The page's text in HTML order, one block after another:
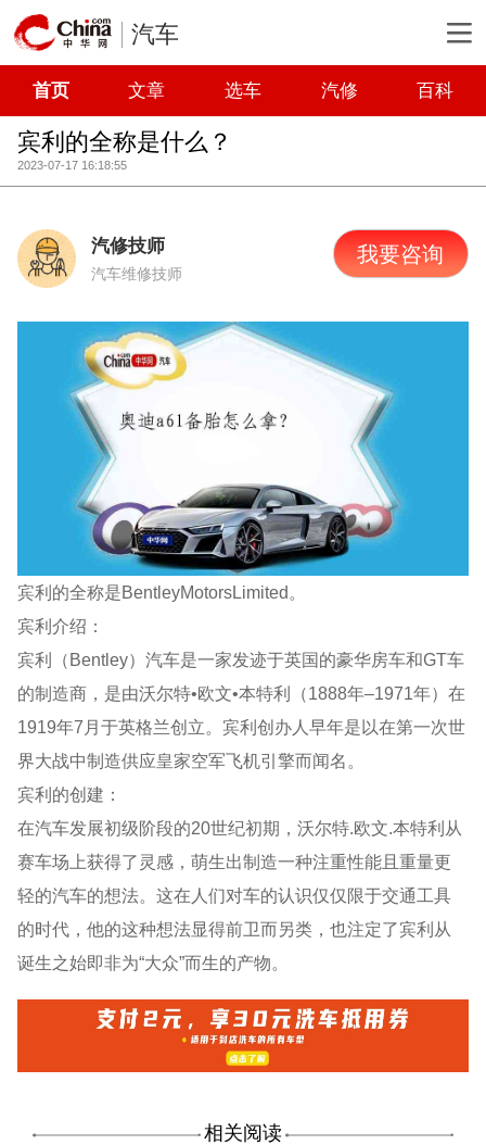
汽车
首页 文章 选车 汽修 百科
宾利的全称是什么？
2023-07-17 16:18:55
汽修技师
汽车维修技师
我要咨询
宾利的全称是BentleyMotorsLimited。
宾利介绍：
宾利（Bentley）汽车是一家发迹于英国的豪华房车和GT车
的制造商，是由沃尔特•欧文•本特利（1888年–1971年）在
1919年7月于英格兰创立。宾利创办人早年是以在第一次世
界大战中制造供应皇家空军飞机引擎而闻名。
宾利的创建：
在汽车发展初级阶段的20世纪初期，沃尔特.欧文.本特利从
赛车场上获得了灵感，萌生出制造一种注重性能且重量更
轻的汽车的想法。这在人们对车的认识仅仅限于交通工具
的时代，他的这种想法显得前卫而另类，也注定了宾利从
诞生之始即非为“大众”而生的产物。
相关阅读